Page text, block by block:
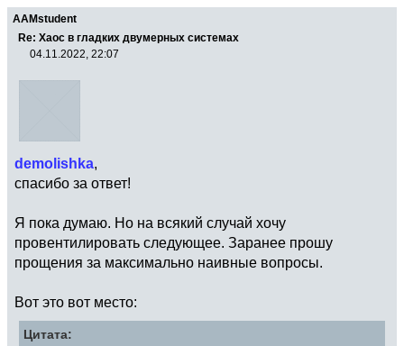
AAMstudent
Re: Хаос в гладких двумерных системах
04.11.2022, 22:07
demolishka,
спасибо за ответ!
Я пока думаю. Но на всякий случай хочу
провентилировать следующее. Заранее прошу
прощения за максимально наивные вопросы.
Вот это вот место:
Цитата: